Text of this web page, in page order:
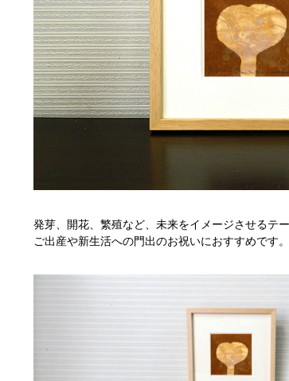
発芽、開花、繁殖など、未来をイメージさせるテー
ご出産や新生活への門出のお祝いにおすすめです。